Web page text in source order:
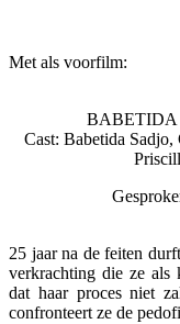
Met als voorfilm:
BABETIDA
Cast: Babetida
25 jaar na de feiten
verkrachting die ze als
dat haar proces niet
confronteert ze de